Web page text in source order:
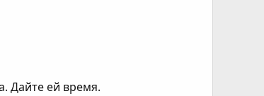
Дайте ей время.